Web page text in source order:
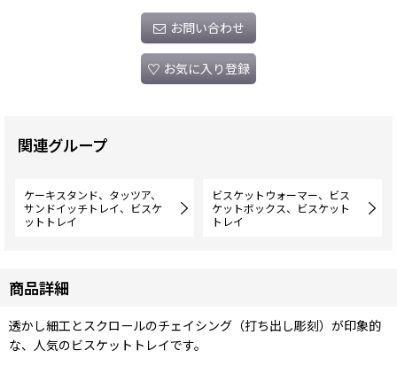
お問い合わせ
お気に入り登録
関連グループ
ケーキスタンド、タッツア、
サンドイッチトレイ、ビスケ
ットトレイ
ビスケットウォーマー、ビス
ケットボックス、ビスケット
トレイ
商品詳細
透かし細工とスクロールのチェイシング（打ち出し彫刻）が印象的
な、人気のビスケットトレイです。